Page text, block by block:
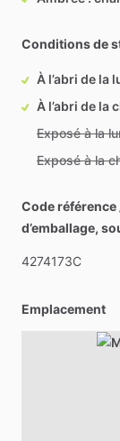
Conditions de
À l’abri de la
À l’abri de la
Exposé à la
Exposé à la
Code
d’emballage,
4274173C
Emplacement